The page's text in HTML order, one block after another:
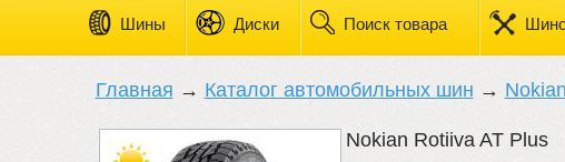
Шины Диски Поиск товара
Главная → Каталог автомобильных шин → Nokian
Nokian Rotiiva AT Plus